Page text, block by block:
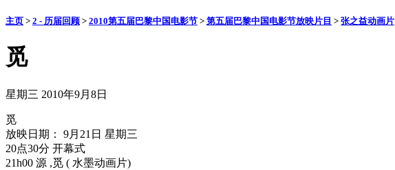
主页 > 2 - 历届回顾 > 2010第五届巴黎中国电影节 > 第五届巴黎中国电影节放映片目 > 张之益动画片
觅
星期三 2010年9月8日
觅
放映日期： 9月21日 星期三
20点30分 开幕式
21h00 源 ,觅 ( 水墨动画片)